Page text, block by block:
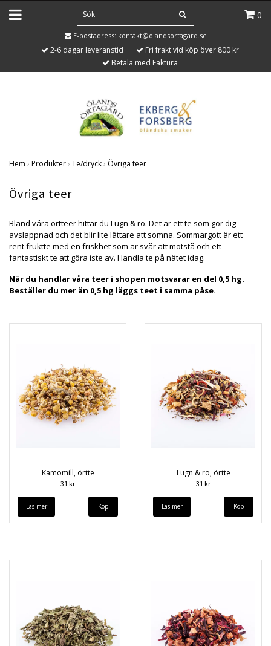
0
E-postadress: kontakt@olandsortagard.se
2-6 dagar leveranstid
Fri frakt vid köp över 800 kr
Betala med Faktura
Hem › Produkter› Te/dryck› Övriga teer
Övriga teer
Bland våra örtteer hittar du Lugn & ro. Det är ett te som gör dig
avslappnad och det blir lite lättare att somna. Sommargott är ett
rent fruktte med en friskhet som är svår att motstå och ett
fantastiskt te att göra iste av. Handla te på nätet idag.
När du handlar våra teer i shopen motsvarar en del 0,5 hg.
Beställer du mer än 0,5 hg läggs teet i samma påse.
Kamomill, örtte
31 kr
Läs mer
Lugn & ro, örtte
31 kr
Läs mer